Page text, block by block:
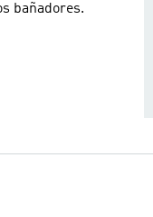
bañadores.